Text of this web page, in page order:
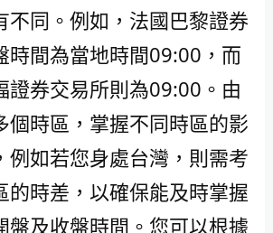
不同。例如，法國巴黎證券
時間為當地時間09:00，而
證券交易所則為09:00。由
個時區，掌握不同時區的影
例如若您身處台灣，則需考
的時差，以確保能及時掌握
盤及收盤時間。您可以根據